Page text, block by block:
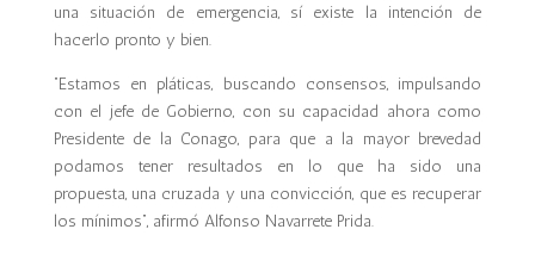
una situación de emergencia, sí existe la intención de
hacerlo pronto y bien.
“Estamos en pláticas, buscando consensos, impulsando
con el jefe de Gobierno, con su capacidad ahora como
Presidente de la Conago, para que a la mayor brevedad
podamos tener resultados en lo que ha sido una
propuesta, una cruzada y una convicción, que es recuperar
los mínimos”, afirmó Alfonso Navarrete Prida.